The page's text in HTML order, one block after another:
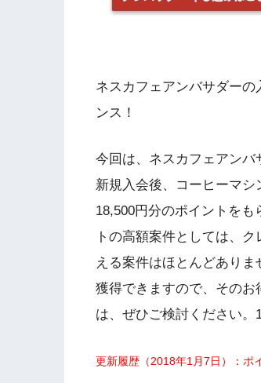
ネスカフェアンバサダー
ンス！
今回は、ネスカフェアンバ
新規入会後、コーヒーマシ
18,500円分のポイントを
トの高額案件としては、
える案件はほとんどあり
獲得できますので、その
は、ぜひご検討ください。
更新履歴（2018年1月7日）：ポ